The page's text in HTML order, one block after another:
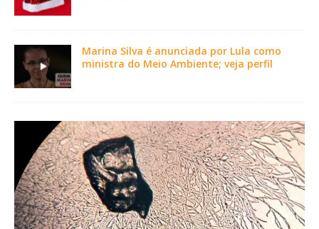
Marina Silva é anunciada por Lula como
ministra do Meio Ambiente; veja perfil